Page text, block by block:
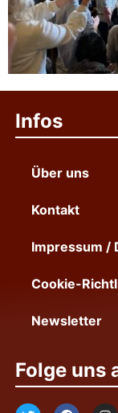
Infos
Über uns
Kontakt
Impressum /
Cookie-
Newsletter
Folge uns